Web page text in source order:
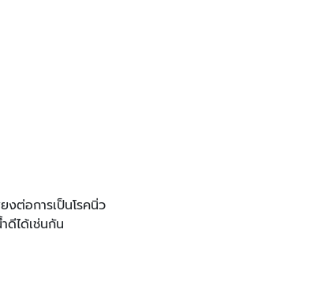
ต่อการเป็นโรคนิ่ว
ดีได้เช่นกัน